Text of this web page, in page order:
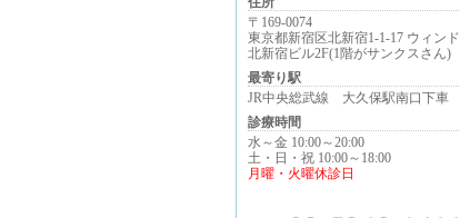
〒169-0074
東京都新宿区北新宿1-1-17 ウィンド
北新宿ビル2F(1階がサンクスさん)
最寄り駅
JR中央総武線 大久保駅南口下車
診療時間
水～金 10:00～20:00
土・日・祝 10:00～18:00
月曜・火曜休診日